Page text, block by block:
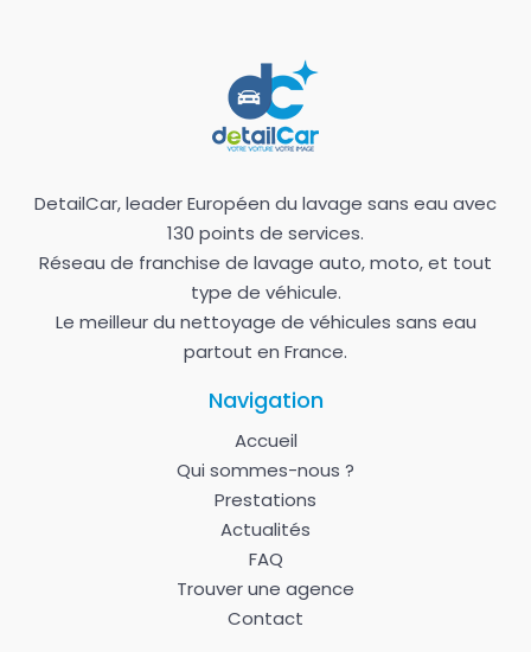
DetailCar, leader Européen du lavage sans eau avec
130 points de services.
Réseau de franchise de lavage auto, moto, et tout
type de véhicule.
Le meilleur du nettoyage de véhicules sans eau
partout en France.
Navigation
Accueil
Qui sommes-nous ?
Prestations
Actualités
FAQ
Trouver une agence
Contact